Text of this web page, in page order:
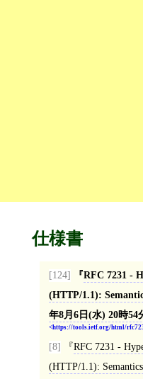
仕様書
[124]
RFC 7231 -
(HTTP/1.1):
年8月6日(水) 20時54
https://tools.ietf.org/html/
[8]
RFC 7231 -
(HTTP/1.1):